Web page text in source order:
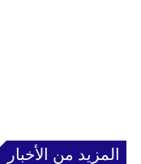
المزيد من الأخبار